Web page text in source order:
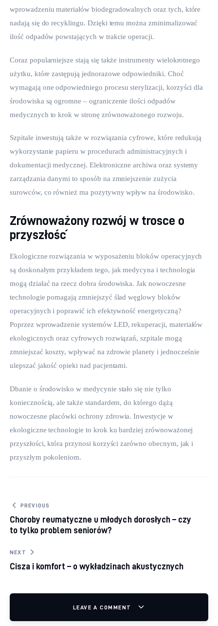
wprowadzeniu materiałów biodegradowalnych oraz tych, które
nadają się do recyklingu. Dzięki temu można zminimalizować
ilość odpadów powstających w trakcie operacji.
Coraz popularniejsze stają się także instrumenty wielokrotnego
użytku, które zastępują jednorazowe odpowiedniki. Choć
wymagają one odpowiedniego procesu sterylizacji, korzyści dla
środowiska są ogromne – ograniczenie ilości odpadów
medycznych to krok w stronę zrównoważonego rozwoju.
Szpitale inwestują także w rozwiązania cyfrowe, które redukują
wykorzystanie papieru w procedurach administracyjnych i
dokumentacji medycznej. Elektroniczne archiwa oraz systemy
zarządzania danymi to sposób na zmniejszenie zużycia
surowców, co również ma pozytywny wpływ na środowisko.
Zrównoważony rozwój w trosce o
przyszłość
Ekologiczne rozwiązania w wyposażeniu bloków operacyjnych
są doskonałym przykładem tego, jak medycyna i technologia
mogą działać na rzecz dobra środowiska. Jak nowoczesne
technologie pomagają zmniejszyć ślad węglowy bloków
operacyjnych i poprawić ich efektywność energetyczną?
Poprzez wprowadzenie systemów LED, rekuperacji, materiałów
ekologicznych oraz cyfrowych rozwiązań, szpitale mogą
zmniejszać koszty, wpływać na zdrowie planety i jednocześnie
ulepszać jakość opieki nad pacjentami.
Dbanie o środowisko w medycynie stało się nie tylko
koniecznością, ale także standardem, do którego dążą
nowoczesne placówki ochrony zdrowia. Inwestycje w
ekologiczne technologie to krok ku bardziej zrównoważonej
przyszłości, która przynosi korzyści zarówno obecnym, jak i
przyszłym pokoleniom.
Nawigacja wpisu
PREVIOUS
Choroby reumatyczne u młodych dorosłych – czy
to tylko problem seniorów?
NEXT
Cisza i komfort – o wykładzinach akustycznych
LEAVE A COMMENT